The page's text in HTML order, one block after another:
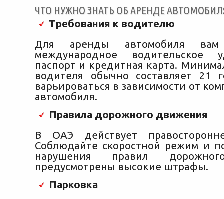
ЧТО НУЖНО ЗНАТЬ ОБ АРЕНДЕ
Требования к водителю
Для аренды автомобиля вам
международное водительское
паспорт и кредитная карта.
водителя обычно составляет 21
варьироваться в зависимости от
автомобиля.
Правила дорожного движения
В ОАЭ действует
Соблюдайте скоростной режим и
нарушения правил
предусмотрены высокие штрафы.
Парковка